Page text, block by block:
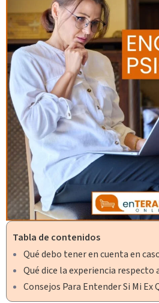
Tabla de contenidos
Qué debo tener en cuenta en
Qué dice la experiencia
Consejos Para Entender Si Mi Ex